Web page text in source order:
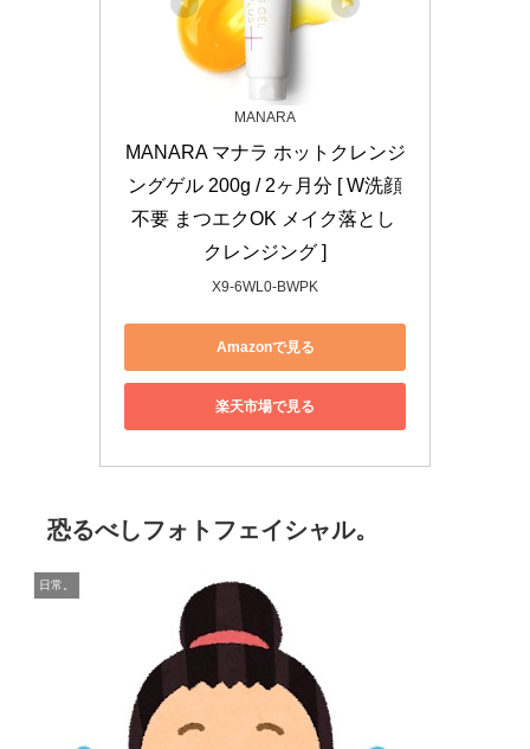
MANARA
MANARA マナラ ホットクレンジ
ングゲル 200g / 2ヶ月分 [ W洗顔
不要 まつエクOK メイク落とし
クレンジング ]
X9-6WL0-BWPK
Amazonで見る
楽天市場で見る
恐るべしフォトフェイシャル。
日常。